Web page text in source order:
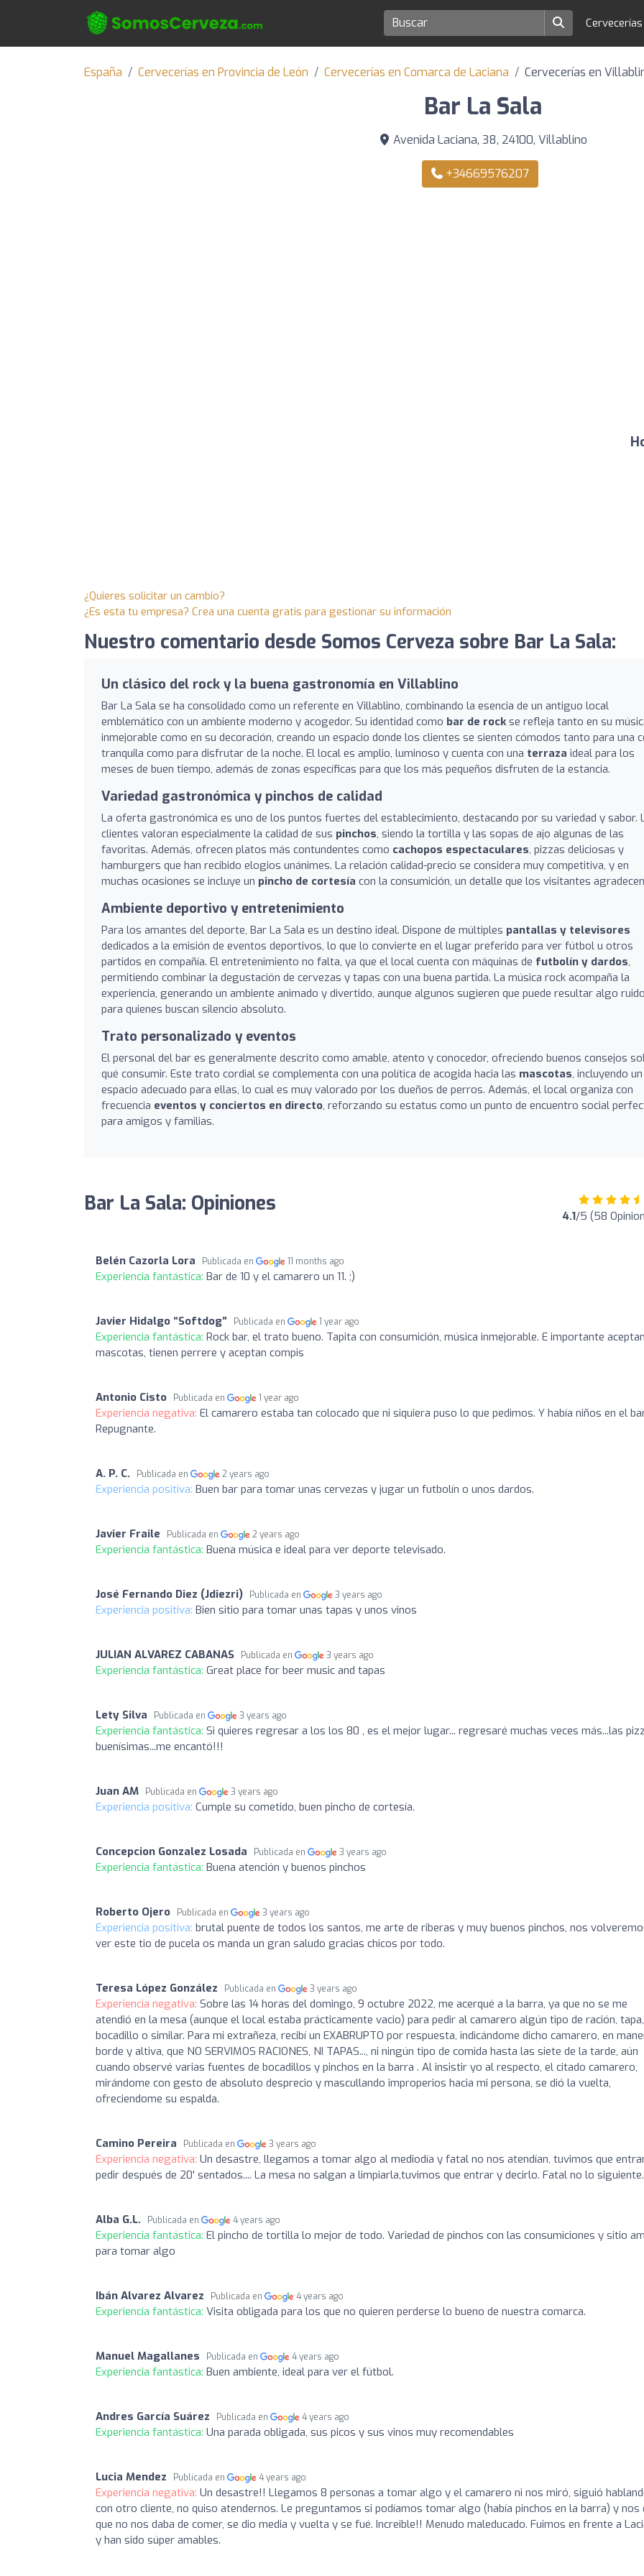
Cervecerías
España Cervecerías en Provincia de León Cervecerías en Comarca de Laciana Cervecerías en
Bar La Sala
Avenida Laciana, 38, 24100, Villablino
+34669576207
¿Quieres solicitar un cambio?
¿Es esta tu empresa? Crea una cuenta gratis para gestionar su información
Nuestro comentario desde Somos Cerveza sobre Bar La Sala:
Un clásico del rock y la buena gastronomía en Villablino
Bar La Sala se ha consolidado como un referente en Villablino, combinando la esencia de un antiguo local
emblemático con un ambiente moderno y acogedor. Su identidad como bar de rockse refleja tanto en su
inmejorable como en su decoración, creando un espacio donde los clientes se sienten cómodos tanto para una
tranquila como para disfrutar de la noche. El local es amplio, luminoso y cuenta con una terraza ideal para los
meses de buen tiempo, además de zonas específicas para que los más pequeños disfruten de la estancia.
Variedad gastronómica y pinchos de calidad
La oferta gastronómica es uno de los puntos fuertes del establecimiento, destacando por su variedad y sabor.
clientes valoran especialmente la calidad de sus pinchos, siendo la tortilla y las sopas de ajo algunas de las
favoritas. Además, ofrecen platos más contundentes como cachopos espectaculares, pizzas deliciosas y
hamburgers que han recibido elogios unánimes. La relación calidad-precio se considera muy competitiva, y en
muchas ocasiones se incluye un pincho de cortesía con la consumición, un detalle que los visitantes
Ambiente deportivo y entretenimiento
Para los amantes del deporte, Bar La Sala es un destino ideal. Dispone de múltiples pantallas y televisores
dedicados a la emisión de eventos deportivos, lo que lo convierte en el lugar preferido para ver fútbol u otros
partidos en compañía. El entretenimiento no falta, ya que el local cuenta con máquinas de futbolín y dardos,
permitiendo combinar la degustación de cervezas y tapas con una buena partida. La música rock acompaña la
experiencia, generando un ambiente animado y divertido, aunque algunos sugieren que puede resultar algo
para quienes buscan silencio absoluto.
Trato personalizado y eventos
El personal del bar es generalmente descrito como amable, atento y conocedor, ofreciendo buenos consejos
qué consumir. Este trato cordial se complementa con una política de acogida hacia las mascotas, incluyendo un
espacio adecuado para ellas, lo cual es muy valorado por los dueños de perros. Además, el local organiza con
frecuencia eventos y conciertos en directo, reforzando su estatus como un punto de encuentro social
para amigos y familias.
Bar La Sala: Opiniones 4.1/5 (58
Belén Cazorla Lora Publicada en 11 months ago
Experiencia fantástica: Bar de 10 y el camarero un 11. ;)
Javier Hidalgo “Softdog” Publicada en 1 year ago
Experiencia fantástica: Rock bar, el trato bueno. Tapita con consumición, música inmejorable. E importante aceptan
mascotas, tienen perrere y aceptan compis
Antonio Cisto Publicada en 1 year ago
Experiencia negativa: El camarero estaba tan colocado que ni siquiera puso lo que pedimos. Y había niños en el
Repugnante.
A. P. C. Publicada en 2 years ago
Experiencia positiva: Buen bar para tomar unas cervezas y jugar un futbolín o unos dardos.
Javier Fraile Publicada en 2 years ago
Experiencia fantástica: Buena música e ideal para ver deporte televisado.
José Fernando Diez (Jdiezri) Publicada en 3 years ago
Experiencia positiva: Bien sitio para tomar unas tapas y unos vinos
JULIAN ALVAREZ CABANAS Publicada en 3 years ago
Experiencia fantástica: Great place for beer music and tapas
Lety Silva Publicada en 3 years ago
Experiencia fantástica: Si quieres regresar a los los 80 , es el mejor lugar... regresaré muchas veces más...las
buenísimas...me encantó!!!
Juan AM Publicada en 3 years ago
Experiencia positiva: Cumple su cometido, buen pincho de cortesía.
Concepcion Gonzalez Losada Publicada en 3 years ago
Experiencia fantástica: Buena atención y buenos pinchos
Roberto Ojero Publicada en 3 years ago
Experiencia positiva: brutal puente de todos los santos, me arte de riberas y muy buenos pinchos, nos
ver este tio de pucela os manda un gran saludo gracias chicos por todo.
Teresa López González Publicada en 3 years ago
Experiencia negativa: Sobre las 14 horas del domingo, 9 octubre 2022, me acerqué a la barra, ya que no se me
atendió en la mesa (aunque el local estaba prácticamente vacio) para pedir al camarero algún tipo de ración, tapa,
bocadillo o similar. Para mi extrañeza, recibí un EXABRUPTO por respuesta, indicándome dicho camarero, en
borde y altiva, que NO SERVIMOS RACIONES, NI TAPAS..., ni ningún tipo de comida hasta las siete de la tarde, aún
cuando observé varias fuentes de bocadillos y pinchos en la barra . Al insistir yo al respecto, el citado camarero,
mirándome con gesto de absoluto desprecio y mascullando improperios hacia mi persona, se dió la vuelta,
ofreciendome su espalda.
Camino Pereira Publicada en 3 years ago
Experiencia negativa: Un desastre, llegamos a tomar algo al mediodía y fatal no nos atendían, tuvimos que
pedir después de 20' sentados.... La mesa no salgan a limpiarla,tuvimos que entrar y decirlo. Fatal no lo
Alba G.L. Publicada en 4 years ago
Experiencia fantástica: El pincho de tortilla lo mejor de todo. Variedad de pinchos con las consumiciones y sitio
para tomar algo
Ibán Alvarez Alvarez Publicada en 4 years ago
Experiencia fantástica: Visita obligada para los que no quieren perderse lo bueno de nuestra comarca.
Manuel Magallanes Publicada en 4 years ago
Experiencia fantástica: Buen ambiente, ideal para ver el fútbol.
Andres García Suárez Publicada en 4 years ago
Experiencia fantástica: Una parada obligada, sus picos y sus vinos muy recomendables
Lucia Mendez Publicada en 4 years ago
Experiencia negativa: Un desastre!! Llegamos 8 personas a tomar algo y el camarero ni nos miró, siguió
con otro cliente, no quiso atendernos. Le preguntamos si podíamos tomar algo (había pinchos en la barra) y nos
que no nos daba de comer, se dio media y vuelta y se fué. Increible!! Menudo maleducado. Fuimos en frente a
y han sido súper amables.